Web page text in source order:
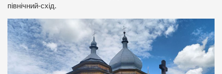
північний-схід.